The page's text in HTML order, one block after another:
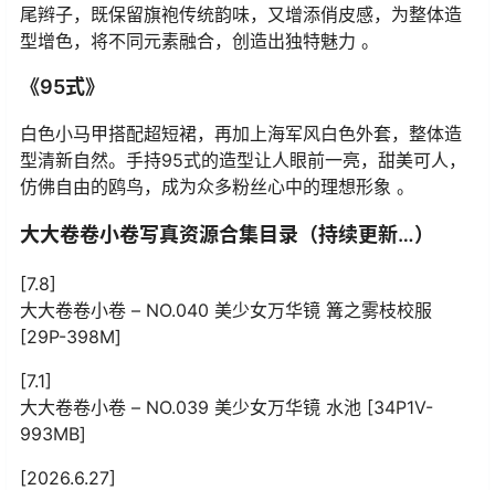
尾辫子，既保留旗袍传统韵味，又增添俏皮感，为整体造
型增色，将不同元素融合，创造出独特魅力 。
《95式》
白色小马甲搭配超短裙，再加上海军风白色外套，整体造
型清新自然。手持95式的造型让人眼前一亮，甜美可人，
仿佛自由的鸥鸟，成为众多粉丝心中的理想形象 。
大大卷卷小卷写真资源合集目录（持续更新…）
[7.8]
大大卷卷小卷 – NO.040 美少女万华镜 篝之雾枝校服
[29P-398M]
[7.1]
大大卷卷小卷 – NO.039 美少女万华镜 水池 [34P1V-
993MB]
[2026.6.27]